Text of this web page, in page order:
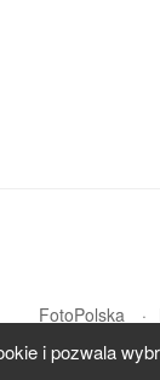
FotoPolska
i pozwala